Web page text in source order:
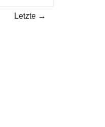
Letzte →